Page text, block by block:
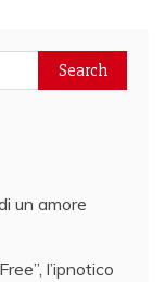
un amore
l’ipnotico